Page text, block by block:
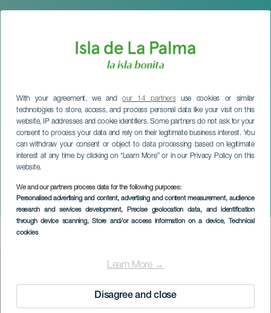
With your agreement, we andour 14 partnersuse cookies or similar
technologies to store, access, and process personal data like your visit on this
website, IP addresses and cookie identifiers. Some partners do not ask for your
consent to process your data and rely on their legitimate business interest. You
can withdraw your consent or object to data processing based on legitimate
interest at any time by clicking on “Learn More” or in our Privacy Policy on this
website.
We and our partners process data for the following purposes:
Personalised advertising and content, advertising and content measurement, audience
research and services development, Precise geolocation data, and identification
through device scanning, Store and/or access information on a device, Technical
cookies
Learn More →
Disagree and close
Abubukaka i Barlovento
LA PALMA
Imagen